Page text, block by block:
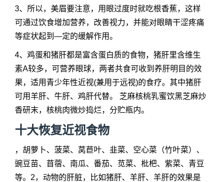
3、所以，美眉要注意，用眼过度时就吃根香蕉，这样
可通过饮食增加营养，改善视力，并能对眼睛干涩疼痛
等症状起到—定的缓解作用。
4、鸡蛋和猪肝都是富含蛋白质的食物，猪肝里含维生
素A较多，可营养眼球，两者共食可收到养肝明目的效
果，适用青少年性近视(兼用于远视)的食疗。其中猪肝
可用羊肝、牛肝、鸡肝代替。 芝麻核桃乳蜜饮黑芝麻炒
香研末，核桃肉微炒捣烂，分贮瓶内。
十大恢复近视食物
，胡萝卜、菠菜、莴苣叶、韭菜、空心菜（竹叶菜）、
豌豆苗、苜蓿、南瓜、番茄、苋菜、枇杷、紫菜、青豆
等。2，动物的肝脏，比如猪肝、羊肝、羊肝的效果是